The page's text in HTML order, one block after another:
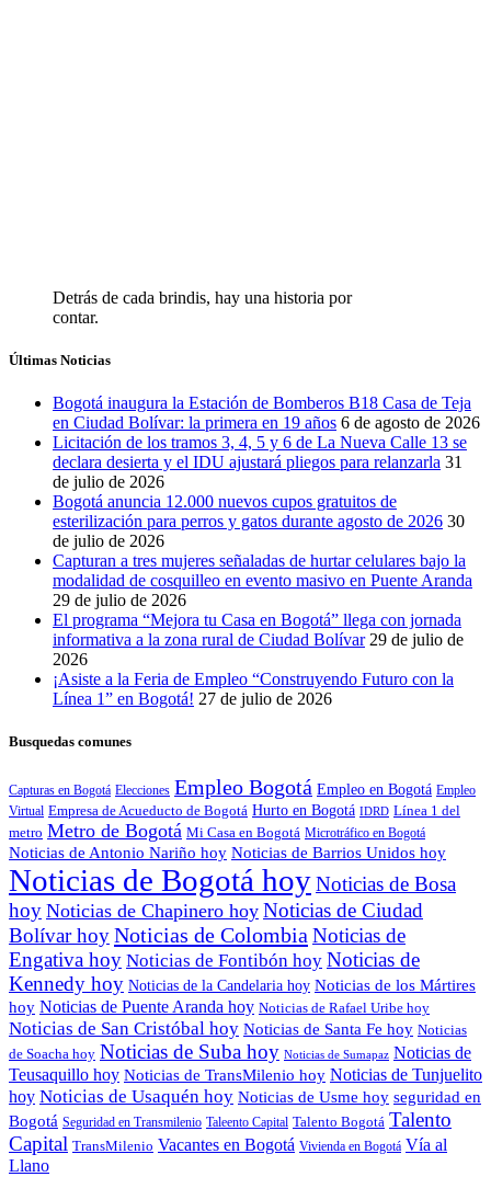
Detrás de cada brindis, hay una historia por
contar.
Últimas Noticias
Bogotá inaugura la Estación de Bomberos B18 Casa de Teja
en Ciudad Bolívar: la primera en 19 años 6 de agosto de 2026
Licitación de los tramos 3, 4, 5 y 6 de La Nueva Calle 13 se
declara desierta y el IDU ajustará pliegos para relanzarla 31
de julio de 2026
Bogotá anuncia 12.000 nuevos cupos gratuitos de
esterilización para perros y gatos durante agosto de 2026 30
de julio de 2026
Capturan a tres mujeres señaladas de hurtar celulares bajo la
modalidad de cosquilleo en evento masivo en Puente Aranda
29 de julio de 2026
El programa “Mejora tu Casa en Bogotá” llega con jornada
informativa a la zona rural de Ciudad Bolívar 29 de julio de
2026
¡Asiste a la Feria de Empleo “Construyendo Futuro con la
Línea 1” en Bogotá! 27 de julio de 2026
Busquedas comunes
Capturas en Bogotá Elecciones Empleo Bogotá Empleo en Bogotá Empleo
Virtual Empresa de Acueducto de Bogotá Hurto en Bogotá IDRD Línea 1 del
metro Metro de Bogotá Mi Casa en Bogotá Microtráfico en Bogotá
Noticias de Antonio Nariño hoy Noticias de Barrios Unidos hoy
Noticias de Bogotá hoyNoticias de Bosa
hoy Noticias de Chapinero hoy Noticias de Ciudad
Bolívar hoyNoticias de Colombia Noticias de
Engativa hoy Noticias de Fontibón hoy Noticias de
Kennedy hoy Noticias de la Candelaria hoy Noticias de los Mártires
hoy Noticias de Puente Aranda hoy Noticias de Rafael Uribe hoy
Noticias de San Cristóbal hoy Noticias de Santa Fe hoy Noticias
de Soacha hoy Noticias de Suba hoy Noticias de Sumapaz Noticias de
Teusaquillo hoy Noticias de TransMilenio hoy Noticias de Tunjuelito
hoy Noticias de Usaquén hoy Noticias de Usme hoy seguridad en
Bogotá Seguridad en Transmilenio Taleento Capital Talento Bogotá Talento
Capital TransMilenio Vacantes en Bogotá Vivienda en Bogotá Vía al
Llano